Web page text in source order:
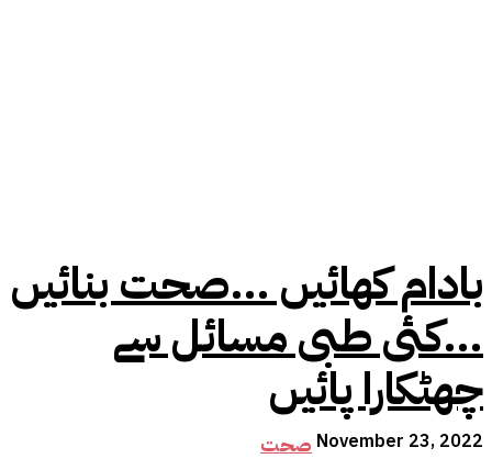
بادام کھائیں …صحت بنائیں
…کئی طبی مسائل سے
چھٹکارا پائیں
صحت November 23, 2022